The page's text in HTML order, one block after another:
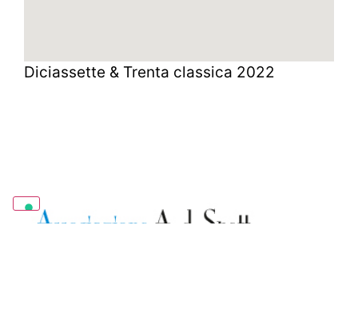
Diciassette & Trenta classica 2022